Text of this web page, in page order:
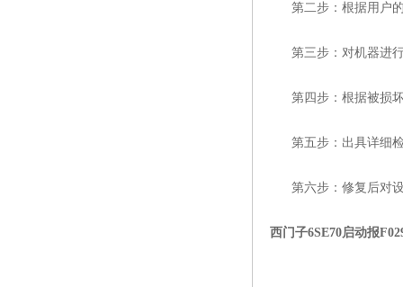
第二步：根据用户的
第三步：对机器进行
第四步：根据被损坏
第五步：出具详细检
第六步：修复后对设
西门子6SE70启动报